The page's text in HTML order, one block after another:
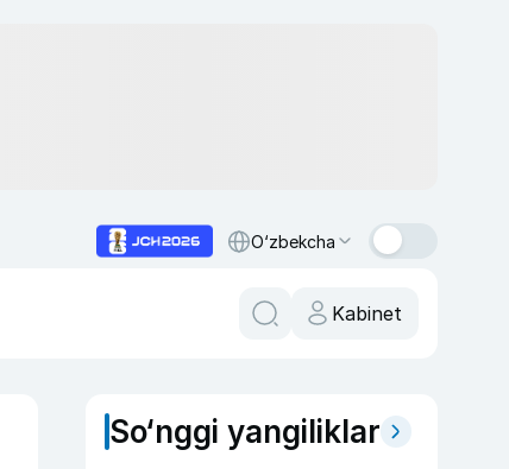
O‘zbekcha
Kabinet
So‘nggi yangiliklar